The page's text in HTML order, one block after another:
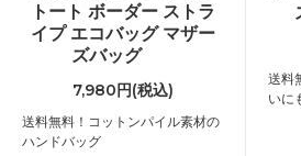
トート ボーダー ストラ
イプ エコバッグ マザー
ズバッグ
7,980円(税込)
送料無料！コットンパイル素材の
ハンドバッグ
送料
いに